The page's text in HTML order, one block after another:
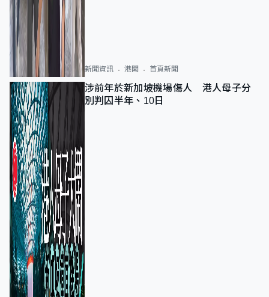
新聞資訊 港聞 首頁新聞
涉前年於新加坡機場傷人 港人母子分
別判囚半年、10日